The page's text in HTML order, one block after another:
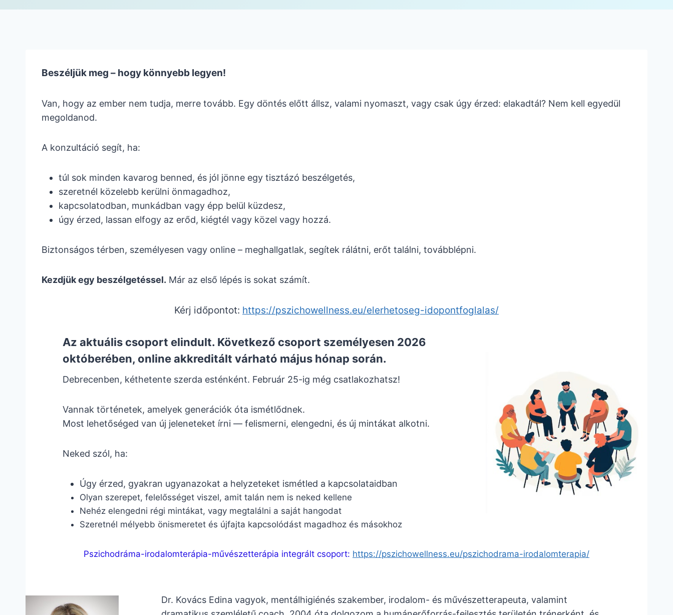
Beszéljük meg – hogy könnyebb legyen!
Van, hogy az ember nem tudja, merre tovább. Egy döntés előtt állsz, valami nyomaszt, vagy csak úgy érzed: elakadtál? Nem kell egyedül
megoldanod.
A konzultáció segít, ha:
túl sok minden kavarog benned, és jól jönne egy tisztázó beszélgetés,
szeretnél közelebb kerülni önmagadhoz,
kapcsolatodban, munkádban vagy épp belül küzdesz,
úgy érzed, lassan elfogy az erőd, kiégtél vagy közel vagy hozzá.
Biztonságos térben, személyesen vagy online – meghallgatlak, segítek rálátni, erőt találni, továbblépni.
Kezdjük egy beszélgetéssel. Már az első lépés is sokat számít.
Kérj időpontot: https://pszichowellness.eu/elerhetoseg-idopontfoglalas/
Az aktuális csoport elindult. Következő csoport személyesen 2026
októberében, online akkreditált várható május hónap során.
Debrecenben, kéthetente szerda esténként. Február 25-ig még csatlakozhatsz!
Vannak történetek, amelyek generációk óta ismétlődnek.
Most lehetőséged van új jeleneteket írni — felismerni, elengedni, és új mintákat alkotni.
Neked szól, ha:
Úgy érzed, gyakran ugyanazokat a helyzeteket ismétled a kapcsolataidban
Olyan szerepet, felelősséget viszel, amit talán nem is neked kellene
Nehéz elengedni régi mintákat, vagy megtalálni a saját hangodat
Szeretnél mélyebb önismeretet és újfajta kapcsolódást magadhoz és másokhoz
Pszichodráma-irodalomterápia-művészetterápia integrált csoport: https://pszichowellness.eu/pszichodrama-irodalomterapia/
Dr. Kovács Edina vagyok, mentálhigiénés szakember, irodalom- és művészetterapeuta, valamint